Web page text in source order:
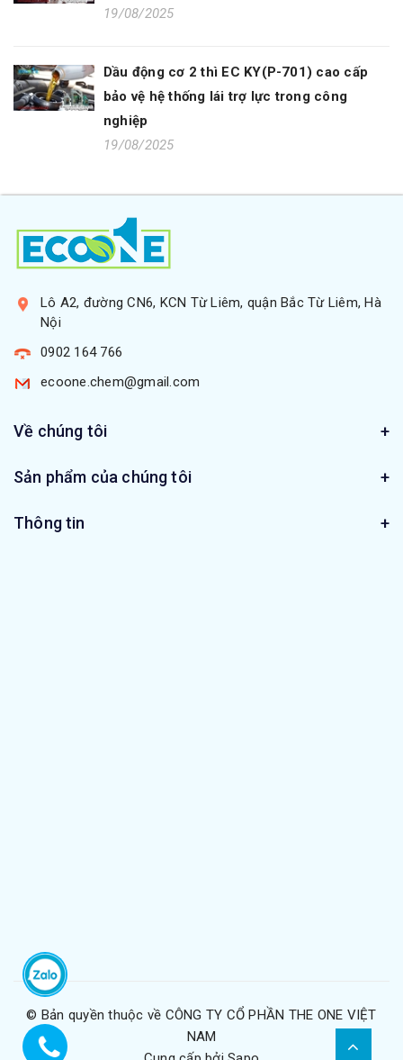
19/08/2025
Dầu động cơ 2 thì EC KY(P-701) cao cấp
bảo vệ hệ thống lái trợ lực trong công
nghiệp
19/08/2025
Lô A2, đường CN6, KCN Từ Liêm, quận Bắc Từ Liêm, Hà
Nội
0902 164 766
ecoone.chem@gmail.com
Về chúng tôi
Sản phẩm của chúng tôi
Thông tin
© Bản quyền thuộc về CÔNG TY CỔ PHẦN THE ONE VIỆT
NAM